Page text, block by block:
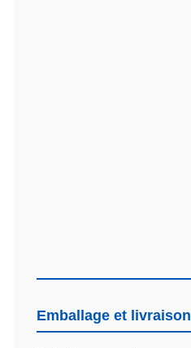
Emballage et livraison